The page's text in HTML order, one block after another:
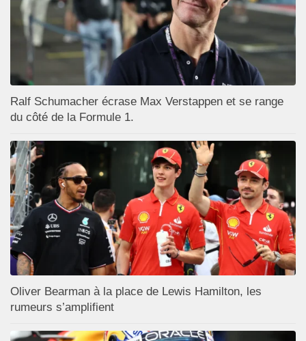
Ralf Schumacher écrase Max Verstappen et se range
du côté de la Formule 1.
Oliver Bearman à la place de Lewis Hamilton, les
rumeurs s’amplifient